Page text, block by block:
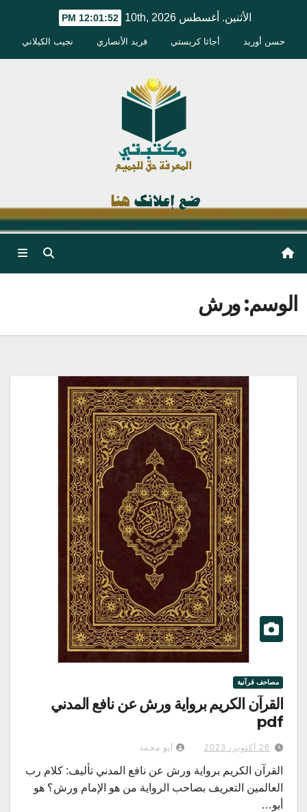
الأثنين. أغسطس 10th, 2026 12:01:53 PM
حسن أوريد أجاثا كريستي فريد الأنصاري نجيب الكيلاني
الوسم:ورش
مصاحف قرآنية
القرآن الكريم برواية ورش عن نافع المدني
pdf
26 أكتوبر، 2023 أبو محمد
القرآن الكريم برواية ورش عن نافع المدني تأليف: كلام رب
العالمين التعريف بصاحب الرواية من هو الإمام ورش؟ هو
أبو…